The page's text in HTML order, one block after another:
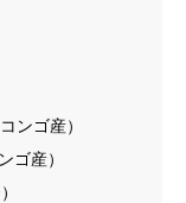
ンゴ産）
ゴ産）